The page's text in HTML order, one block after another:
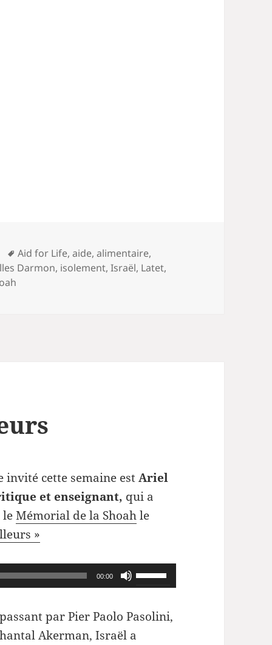
Mots-
clés
Aid for Life,aide,alimentaire,
Darmon, isolement,Israël, Latet,
invité cette semaine estAriel
et enseignant, qui a
leMémorial de la Shoahle
»
00:00
Utilisez
les
flèches
par Pier Paolo Pasolini,
Akerman, Israël a